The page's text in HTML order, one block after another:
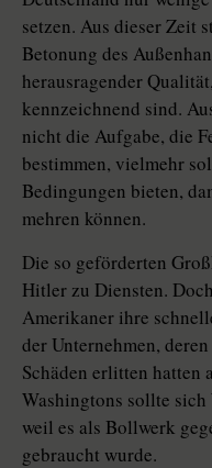
setzen. Aus dieser Zeit
Betonung des
herausragender
kennzeichnend sind.
nicht die Aufgabe, die
bestimmen, vielmehr
Bedingungen bieten,
mehren können.
Die so geförderten
Hitler zu Diensten.
Amerikaner ihre
der Unternehmen,
Schäden erlitten hatten
Washingtons sollte
weil es als Bollwerk
gebraucht wurde.